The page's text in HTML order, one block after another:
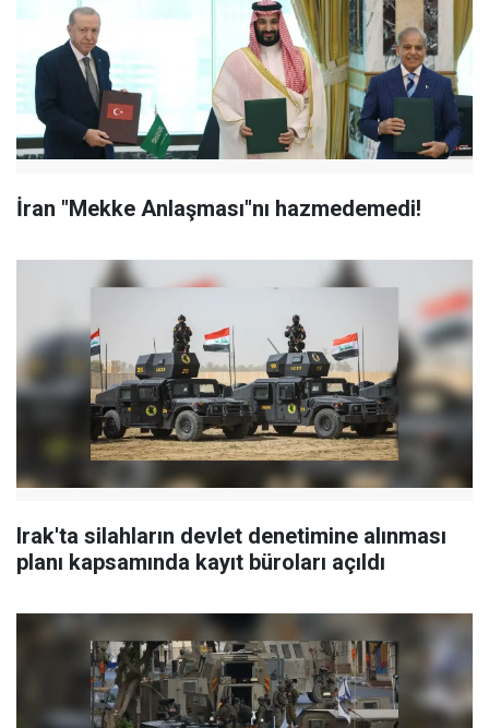
İran "Mekke Anlaşması"nı hazmedemedi!
Irak'ta silahların devlet denetimine alınması
planı kapsamında kayıt büroları açıldı